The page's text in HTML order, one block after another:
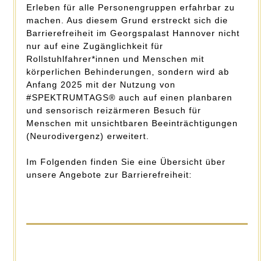
Erleben für alle Personengruppen erfahrbar zu
machen. Aus diesem Grund erstreckt sich die
Barrierefreiheit im Georgspalast Hannover nicht
nur auf eine Zugänglichkeit für
Rollstuhlfahrer*innen und Menschen mit
körperlichen Behinderungen, sondern wird ab
Anfang 2025 mit der Nutzung von
#SPEKTRUMTAGS® auch auf einen planbaren
und sensorisch reizärmeren Besuch für
Menschen mit unsichtbaren Beeinträchtigungen
(Neurodivergenz) erweitert.
Im Folgenden finden Sie eine Übersicht über
unsere Angebote zur Barrierefreiheit: